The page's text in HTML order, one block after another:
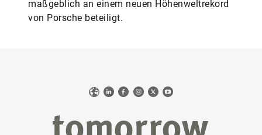
maßgeblich an einem neuen Höhenweltrekord
von Porsche beteiligt.
WebLinkedIn
Facebook
Instagram
X YouTube